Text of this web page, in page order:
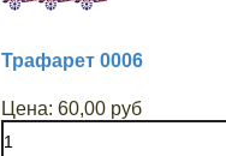
Трафарет 0006
Цена: 60,00 руб